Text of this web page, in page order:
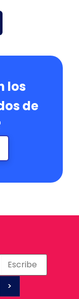
los
de